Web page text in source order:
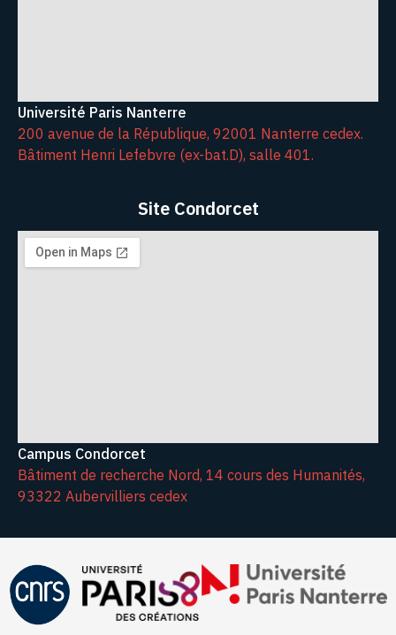
Université Paris Nanterre
200 avenue de la République, 92001 Nanterre cedex.
Bâtiment Henri Lefebvre (ex-bat.D), salle 401.
Site Condorcet
Campus Condorcet
Bâtiment de recherche Nord, 14 cours des Humanités,
93322 Aubervilliers cedex